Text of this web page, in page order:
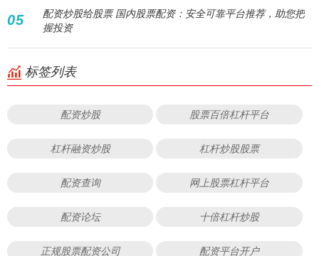
05
配资炒股给股票 国内股票配资：安全可靠平台推荐，助您把
握投资
标签列表
配资炒股 股票百倍杠杆平台
杠杆融资炒股 杠杆炒股股票
配资查询 网上股票杠杆平台
配资论坛 十倍杠杆炒股
正规股票配资公司 配资平台开户